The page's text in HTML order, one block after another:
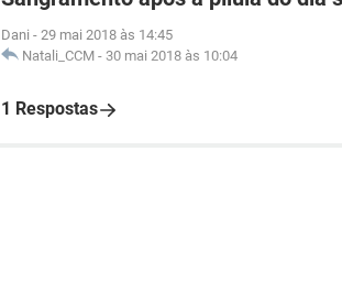
Dani - 29 mai 2018 às 14:45
Natali_CCM - 30 mai 2018 às 10:04
1 Respostas